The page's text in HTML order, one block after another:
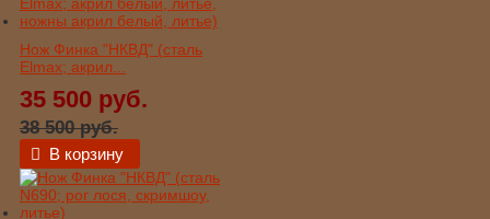
Нож Финка "НКВД" (сталь
Elmax; акрил...
35 500 руб.
38 500 руб.
В корзину